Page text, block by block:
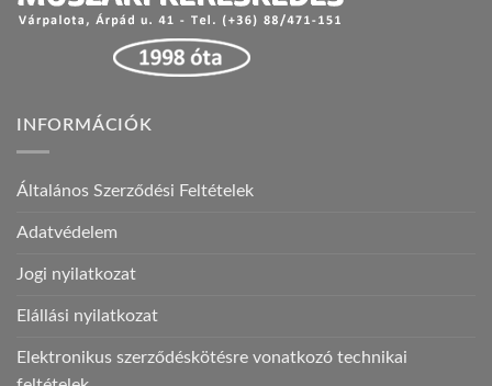
INFORMÁCIÓK
Általános Szerződési Feltételek
Adatvédelem
Jogi nyilatkozat
Elállási nyilatkozat
Elektronikus szerződéskötésre vonatkozó technikai